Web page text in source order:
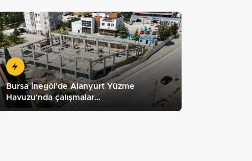
Bursa İnegöl'de Alanyurt Yüzme
Havuzu'nda çalışmalar…